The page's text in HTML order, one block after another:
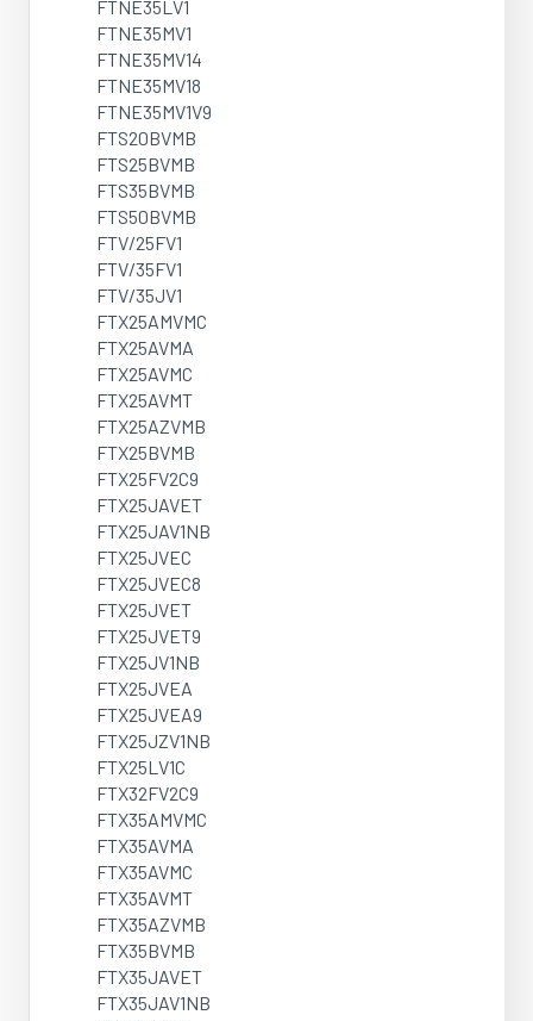
FTNE35LV1
FTNE35MV1
FTNE35MV14
FTNE35MV18
FTNE35MV1V9
FTS20BVMB
FTS25BVMB
FTS35BVMB
FTS50BVMB
FTV/25FV1
FTV/35FV1
FTV/35JV1
FTX25AMVMC
FTX25AVMA
FTX25AVMC
FTX25AVMT
FTX25AZVMB
FTX25BVMB
FTX25FV2C9
FTX25JAVET
FTX25JAV1NB
FTX25JVEC
FTX25JVEC8
FTX25JVET
FTX25JVET9
FTX25JV1NB
FTX25JVEA
FTX25JVEA9
FTX25JZV1NB
FTX25LV1C
FTX32FV2C9
FTX35AMVMC
FTX35AVMA
FTX35AVMC
FTX35AVMT
FTX35AZVMB
FTX35BVMB
FTX35JAVET
FTX35JAV1NB